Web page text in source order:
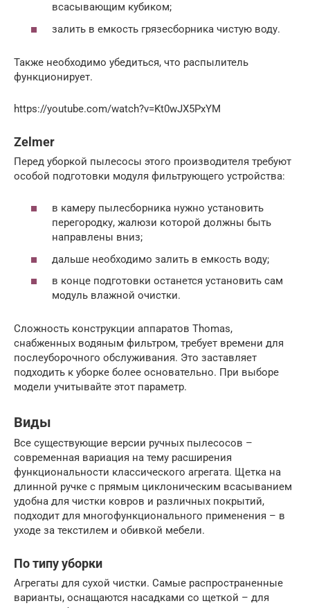
всасывающим кубиком;
залить в емкость грязесборника чистую воду.
Также необходимо убедиться, что распылитель
функционирует.
https://youtube.com/watch?v=Kt0wJX5PxYM
Zelmer
Перед уборкой пылесосы этого производителя требуют
особой подготовки модуля фильтрующего устройства:
в камеру пылесборника нужно установить
перегородку, жалюзи которой должны быть
направлены вниз;
дальше необходимо залить в емкость воду;
в конце подготовки останется установить сам
модуль влажной очистки.
Сложность конструкции аппаратов Thomas,
снабженных водяным фильтром, требует времени для
послеуборочного обслуживания. Это заставляет
подходить к уборке более основательно. При выборе
модели учитывайте этот параметр.
Виды
Все существующие версии ручных пылесосов –
современная вариация на тему расширения
функциональности классического агрегата. Щетка на
длинной ручке с прямым циклоническим всасыванием
удобна для чистки ковров и различных покрытий,
подходит для многофункционального применения – в
уходе за текстилем и обивкой мебели.
По типу уборки
Агрегаты для сухой чистки. Самые распространенные
варианты, оснащаются насадками со щеткой – для